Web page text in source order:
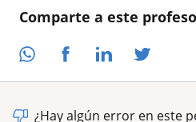
Comparte a este
¿Hay algún error en este